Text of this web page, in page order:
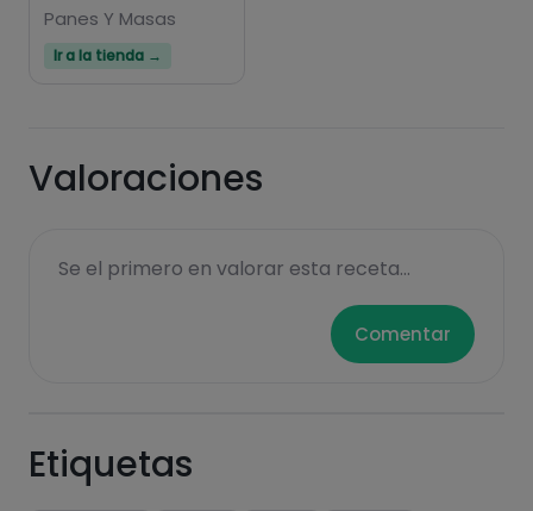
Panes Y Masas
Ir a la tienda →
Valoraciones
Se el primero en valorar esta receta...
Comentar
Etiquetas